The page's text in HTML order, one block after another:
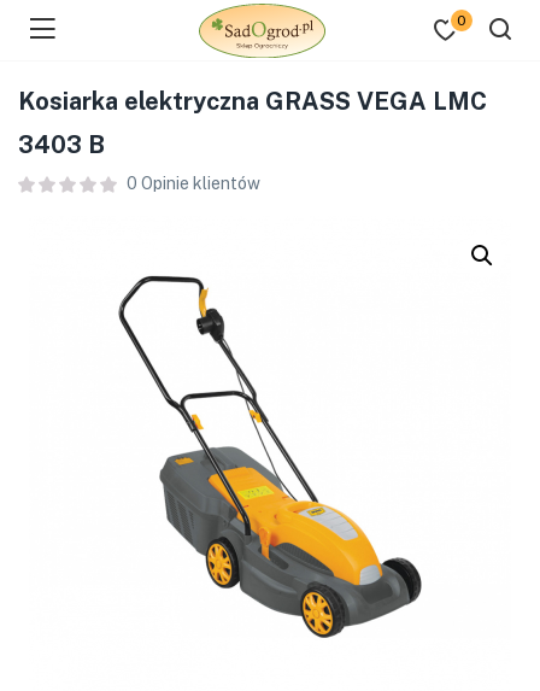
0
Kosiarka elektryczna GRASS VEGA LMC
3403 B
0 Opinie klientów